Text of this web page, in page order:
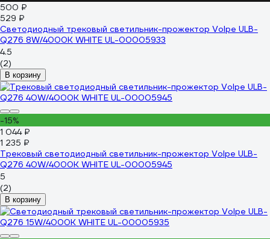
500 ₽
529 ₽
Светодиодный трековый светильник-прожектор Volpe ULB-
Q276 8W/4000К WHITE UL-00005933
4.5
(2)
В корзину
-15%
1 044 ₽
1 235 ₽
Трековый светодиодный светильник-прожектор Volpe ULB-
Q276 40W/4000К WHITE UL-00005945
5
(2)
В корзину